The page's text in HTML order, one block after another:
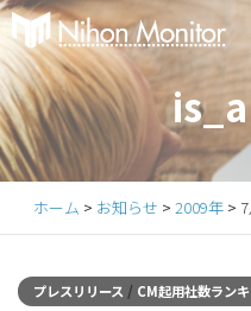
Primary
Menu
S
i
p
t
o
c
ホーム > お知らせ > 2009年 >
プレスリリース/ CM起用社数ラン